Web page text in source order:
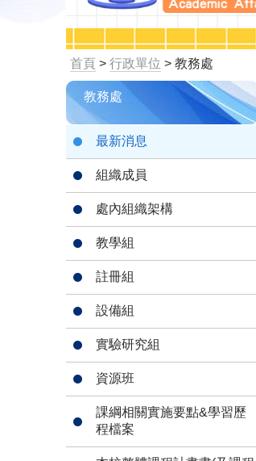
首頁 > 行政單位 > 教務處
教務處
最新消息
組織成員
處內組織架構
教學組
註冊組
設備組
實驗研究組
資源班
課綱相關實施要點&學習歷
程檔案